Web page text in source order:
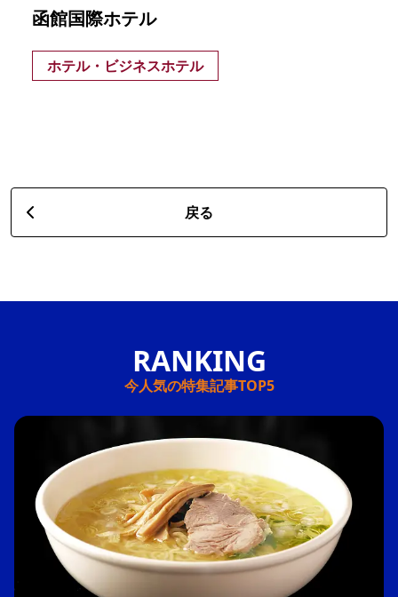
函館国際ホテル
ホテル・ビジネスホテル
戻る
今人気の特集記事TOP5